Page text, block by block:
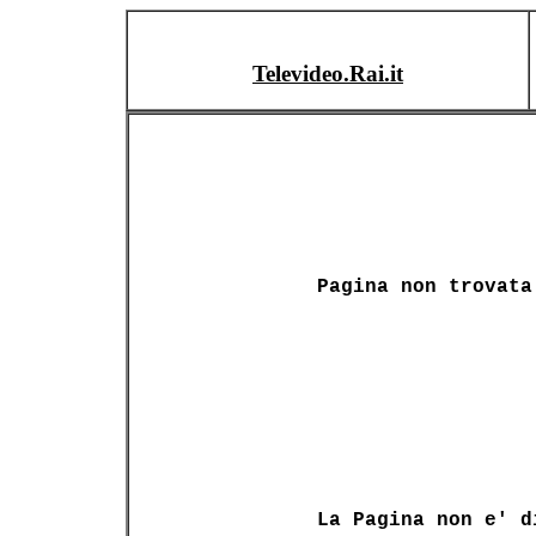
Televideo.Rai.it
Pagina non trovata
La Pagina non e'